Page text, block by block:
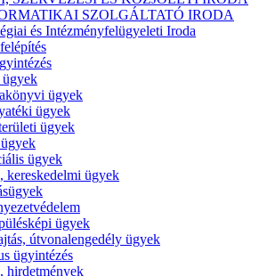
SZOLGÁLTATÓ IRODA
és Intézményfelügyeleti Iroda
ügyek
ügyek
ügyek
ügyek
kereskedelmi ügyek
ügyek
útvonalengedély ügyek
ügyintézés
hirdetmények